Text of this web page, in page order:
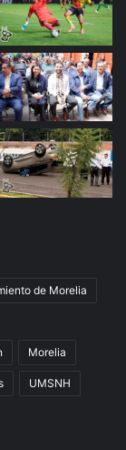
de Morelia
Morelia
UMSNH